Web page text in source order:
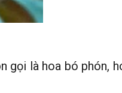
gọi là hoa bó phón,